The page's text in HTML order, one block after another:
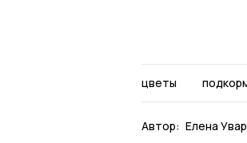
цветы
Автор: Елена